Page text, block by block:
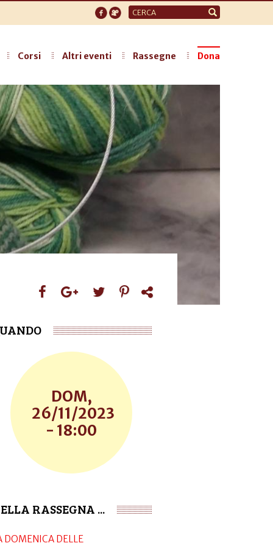
Form
di
Corsi Altri eventi Rassegne Dona
DOM,
26/11/2023
- 18:00
RASSEGNA ...
DOMENICA DELLE